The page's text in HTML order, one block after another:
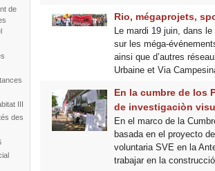
de
III
des
Rio, mégaprojets,
Le mardi 19 juin, dans
sur les méga-
ainsi que d’autres
Urbaine et Via
En la cumbre de los
de investigaciòn
En el marco de la
basada en el proyecto
voluntaria SVE en la
trabajar en la